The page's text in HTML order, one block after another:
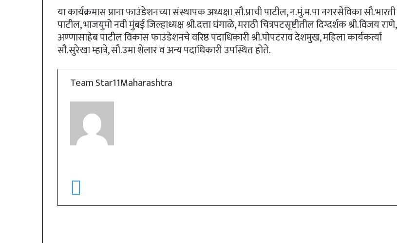
या कार्यक्रमास प्राना फाउंडेशनच्या संस्थापक अध्यक्षा सौ.प्राची पाटील, न.मुं.म.पा नगरसेविका सौ.भारती
पाटील, भाजयुमो नवी मुंबई जिल्हाध्यक्ष श्री.दत्ता घंगाळे, मराठी चित्रपटसृष्टीतील दिग्दर्शक श्री.विजय राणे,
अण्णासाहेब पाटील विकास फाउंडेशनचे वरिष्ठ पदाधिकारी श्री.पोपटराव देशमुख, महिला कार्यकर्त्या
सौ.सुरेखा म्हात्रे, सौ.उमा शेलार व अन्य पदाधिकारी उपस्थित होते.
Team Star11Maharashtra